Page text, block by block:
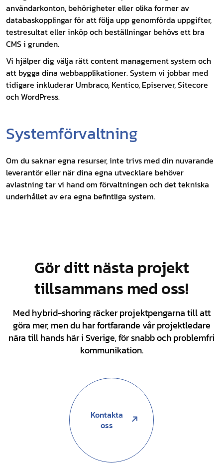
användarkonton, behörigheter eller olika former av
databaskopplingar för att följa upp genomförda uppgifter,
testresultat eller inköp och beställningar behövs ett bra
CMS i grunden.
Vi hjälper dig välja rätt content management system och
att bygga dina webbapplikationer. System vi jobbar med
tidigare inkluderar Umbraco, Kentico, Episerver, Sitecore
och WordPress.
Systemförvaltning
Om du saknar egna resurser, inte trivs med din nuvarande
leverantör eller när dina egna utvecklare behöver
avlastning tar vi hand om förvaltningen och det tekniska
underhållet av era egna befintliga system.
Gör ditt nästa projekt
tillsammans med oss!
Med hybrid-shoring räcker projektpengarna till att
göra mer, men du har fortfarande vår projektledare
nära till hands här i Sverige, för snabb och problemfri
kommunikation.
Kontakta
oss